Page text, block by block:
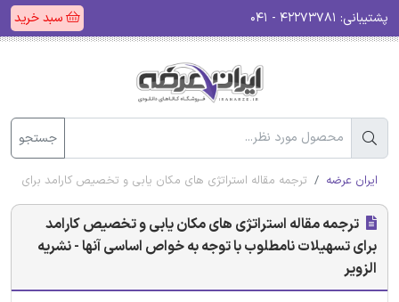
پشتیبانی: سبد خرید
جستجو
ایران عرضه ترجمه مقاله استراتژی های مکان یابی و تخصیص کارامد برای
ترجمه مقاله استراتژی های مکان یابی و تخصیص کارامد
برای تسهیلات نامطلوب با توجه به خواص اساسی آنها - نشریه
الزویر